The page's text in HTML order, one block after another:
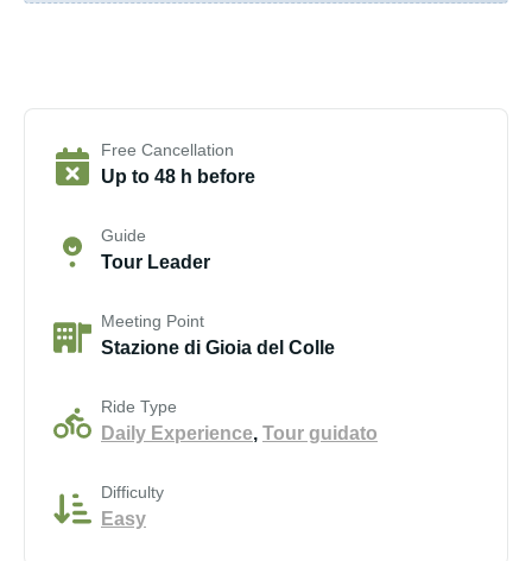
Free Cancellation
Up to 48 h before
Guide
Tour Leader
Meeting Point
Stazione di Gioia del Colle
Ride Type
Daily Experience, Tour guidato
Difficulty
Easy